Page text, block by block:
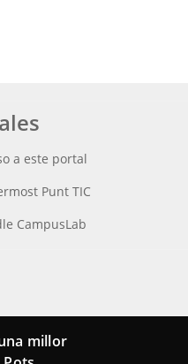
a este portal
Punt TIC
CampusLab
millor